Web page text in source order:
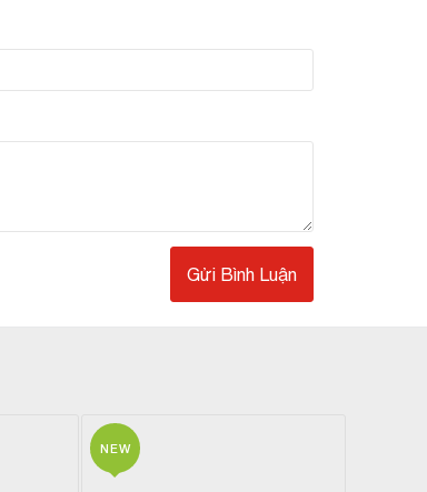
hóa cao, bảo vệ hệ miễn dịch và các
NEW